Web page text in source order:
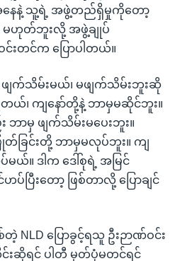
နေနဲ့ သူ့ရဲ့ အဖွဲ့တည်ရှိမှုကိုတော့
မဟုတ်ဘူးလို့ အဖွဲ့ချုပ်
င်းတင်က ပြောပါတယ်။
ဖျက်သိမ်းမယ်၊ မဖျက်သိမ်းဘူးဆို
၊ ကျနော်တို့နဲ့ ဘာမှမဆိုင်ဘူး။
ာမှ ဖျက်သိမ်းမပေးဘူး။
တ်ခြင်းတို့ ဘာမှမလုပ်ဘူး။ ကျ
ယ်။ ဒါက ဒေါ်စုရဲ့ အမြင်
ြီးတော့ ဖြစ်တာလို့ ပြောချင်
NLD ပြောခွင့်ရသူ ဦးဉာဏ်ဝင်း
ဆိုရင် ပါတီ မှတ်ပုံမတင်ရင်